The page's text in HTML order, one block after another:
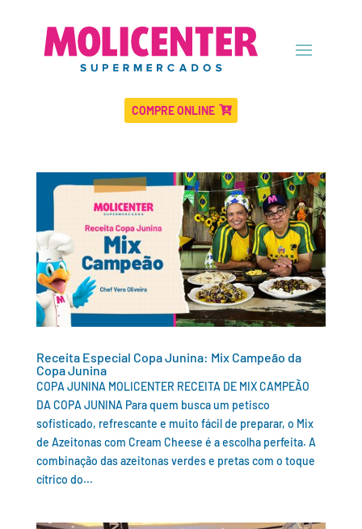
COMPRE ONLINE
Receita Especial Copa Junina: Mix Campeão da
Copa Junina
COPA JUNINA MOLICENTER RECEITA DE MIX CAMPEÃO
DA COPA JUNINA Para quem busca um petisco
sofisticado, refrescante e muito fácil de preparar, o Mix
de Azeitonas com Cream Cheese é a escolha perfeita. A
combinação das azeitonas verdes e pretas com o toque
cítrico do...